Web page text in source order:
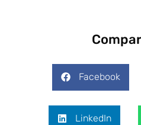
Facebook
LinkedIn